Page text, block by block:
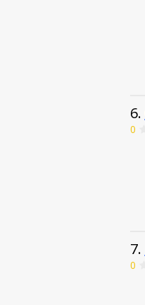
6.
0
7.
0